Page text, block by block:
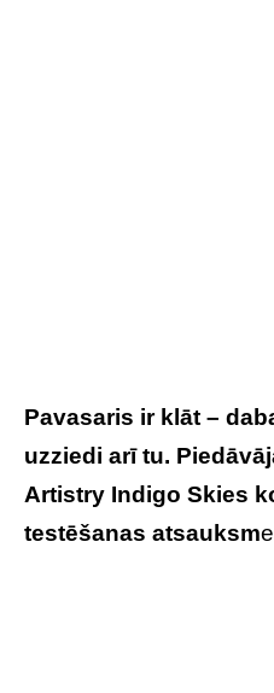
Pavasaris ir klāt –
uzziedi arī tu.
Artistry Indigo Skies
testēšanas atsauksm